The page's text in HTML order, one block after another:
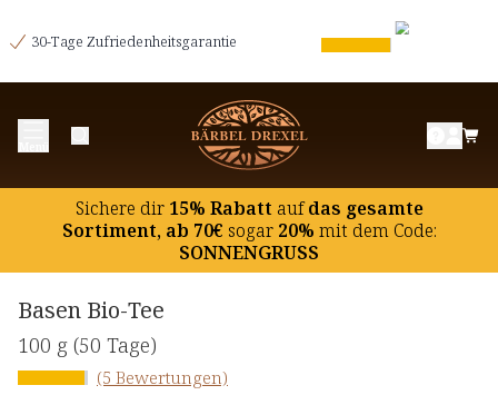
30-Tage Zufriedenheitsgarantie
Sichere dir15% Rabatt aufdas gesamte
Sortiment, ab 70€ sogar20% mit dem Code:
SONNENGRUSS
Basen Bio-Tee
100 g (50 Tage)
(5 Bewertungen)